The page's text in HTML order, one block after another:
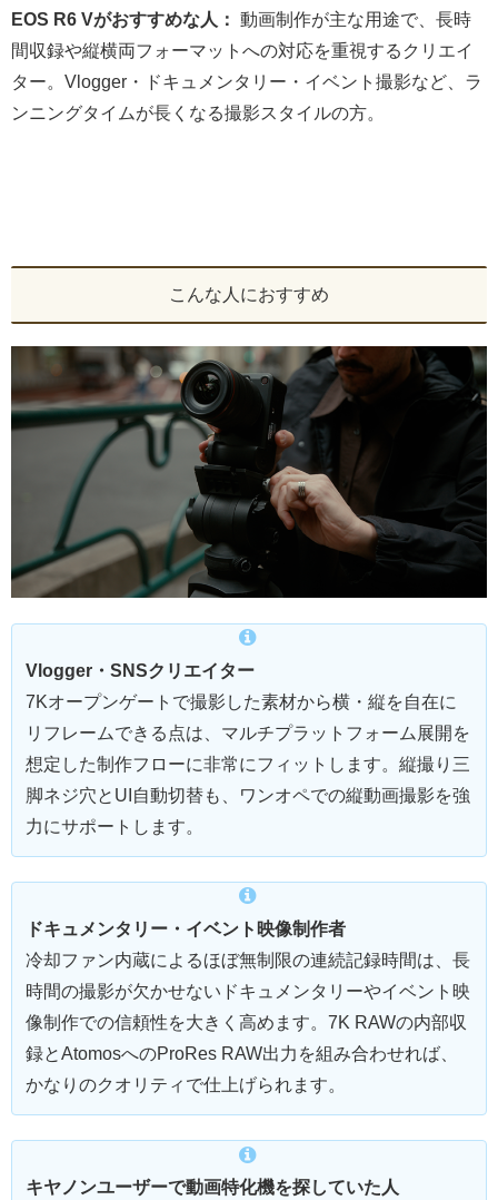
EOS R6 Vがおすすめな人： 動画制作が主な用途で、長時
間収録や縦横両フォーマットへの対応を重視するクリエイ
ター。Vlogger・ドキュメンタリー・イベント撮影など、ラ
ンニングタイムが長くなる撮影スタイルの方。
こんな人におすすめ
Vlogger・SNSクリエイター
7Kオープンゲートで撮影した素材から横・縦を自在に
リフレームできる点は、マルチプラットフォーム展開を
想定した制作フローに非常にフィットします。縦撮り三
脚ネジ穴とUI自動切替も、ワンオペでの縦動画撮影を強
力にサポートします。
ドキュメンタリー・イベント映像制作者
冷却ファン内蔵によるほぼ無制限の連続記録時間は、長
時間の撮影が欠かせないドキュメンタリーやイベント映
像制作での信頼性を大きく高めます。7K RAWの内部収
録とAtomosへのProRes RAW出力を組み合わせれば、
かなりのクオリティで仕上げられます。
キヤノンユーザーで動画特化機を探していた人